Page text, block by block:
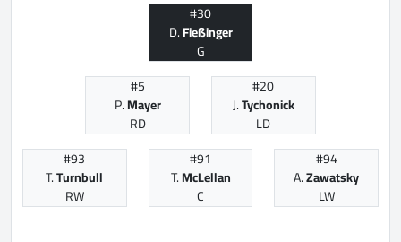
#30
D.Fießinger
G
#5
P.Mayer
RD
#20
J.Tychonick
LD
#93
T.Turnbull
RW
#91
T.McLellan
C
#94
A.Zawatsky
LW